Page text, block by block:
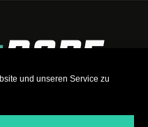
und unseren Service zu